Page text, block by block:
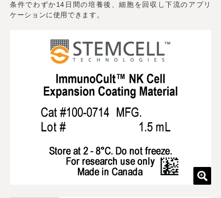
条件でわずか14日間の培養後、細胞を回収し下流のアプリ
ケーションに使用できます。